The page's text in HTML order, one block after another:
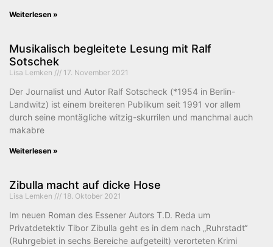
Weiterlesen »
Musikalisch begleitete Lesung mit Ralf
Sotschek
Lisa Lemken 17. November 2021
Der Journalist und Autor Ralf Sotscheck (*1954 in Berlin-
Landwitz) ist einem breiteren Publikum seit 1991 vor allem
durch seine montägliche witzig-skurrilen und manchmal auch
makabre
Weiterlesen »
Zibulla macht auf dicke Hose
Lisa Lemken 18. Oktober 2021
Im neuen Roman des Essener Autors T.D. Reda um
Privatdetektiv Tibor Zibulla geht es in dem nach „Ruhrstadt“
(Ruhrgebiet in sechs Bereiche aufgeteilt) verorteten Krimi